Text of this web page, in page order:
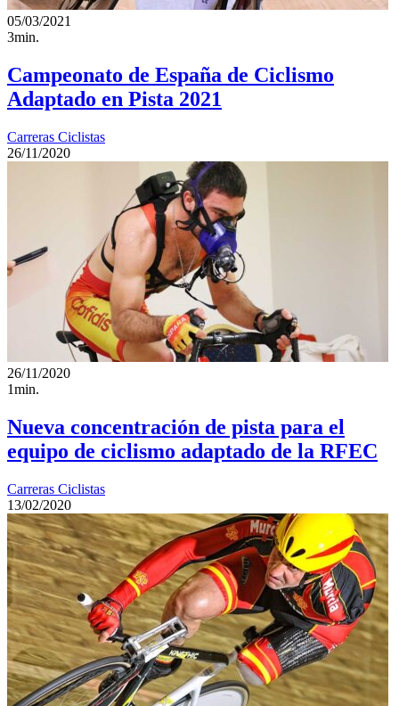
05/03/2021
3min.
Campeonato de España de Ciclismo
Adaptado en Pista 2021
Carreras Ciclistas
26/11/2020
26/11/2020
1min.
Nueva concentración de pista para el
equipo de ciclismo adaptado de la RFEC
Carreras Ciclistas
13/02/2020